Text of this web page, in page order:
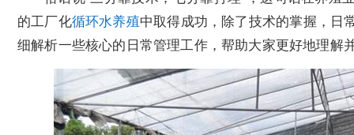
的工厂化循环水养殖中取得成功，除了技术的掌握，日
细解析一些核心的日常管理工作，帮助大家更好地理解